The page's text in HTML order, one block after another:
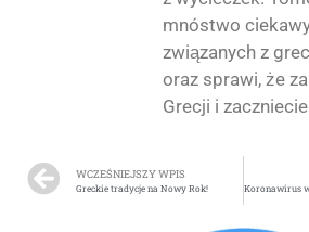
mnóstwo
związanych z
oraz sprawi, że
Grecji i
WCZEŚNIEJSZY WPIS
Greckie tradycje na Nowy Rok!